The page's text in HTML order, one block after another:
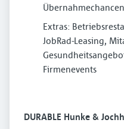
Extras:
JobRad-Leasing,
Firmenevents
DURABLE Hunke &